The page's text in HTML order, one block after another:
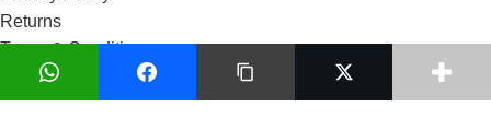
Returns
Terms & Conditions
Contact Us
Latest News